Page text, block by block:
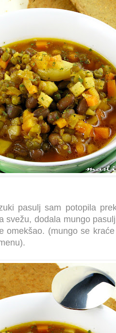
pasulj sam potopila
svežu, dodala mungo
omekšao. (mungo se